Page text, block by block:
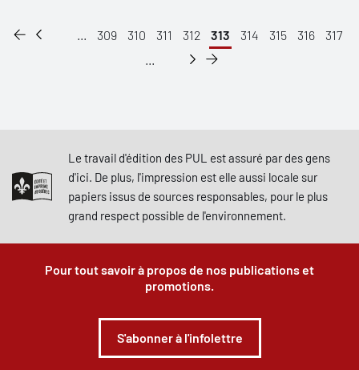
... 309 310 311 312 313 314 315 316
317
...
Le travail d'édition des PUL est assuré par des gens
d'ici. De plus, l'impression est elle aussi locale sur
papiers issus de sources responsables, pour le plus
grand respect possible de l'environnement.
Pour tout savoir à propos de nos publications et
promotions.
S'abonner à l'infolettre